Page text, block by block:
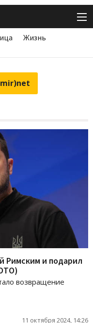
Жизнь
Римским и подарил
возвращение
11 октября 2024, 14:26